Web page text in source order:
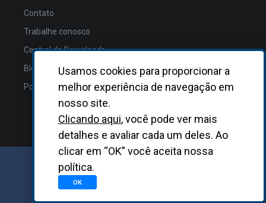
Contato
Trabalhe conosco
Central de Downloads
Blog
Política de Privacidade
GRUPO BIOSYS KOVALENT |
Usamos cookies para proporcionar a
melhor experiência de navegação em
nosso site.
Clicando aqui, você pode ver mais
detalhes e avaliar cada um deles. Ao
clicar em “OK” você aceita nossa
política.
OK